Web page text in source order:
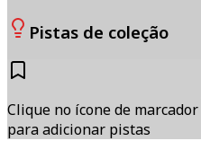
Pistas de coleção
Clique no ícone de marcador
para adicionar pistas